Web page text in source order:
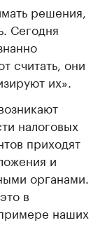
решения,
Сегодня
считать, они
их».
налоговых
приходят
и
органами.
в
наших